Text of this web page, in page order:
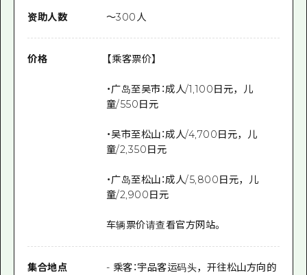
资助人数 ～300人
价格 【乘客票价】
・广岛至吴市：成人/1,100日元，儿
童/550日元
・吴市至松山：成人/4,700日元，儿
童/2,350日元
・广岛至松山：成人/5,800日元，儿
童/2,900日元
车辆票价请查看官方网站。
集合地点
- 乘客：宇品客运码头，开往松山方向的